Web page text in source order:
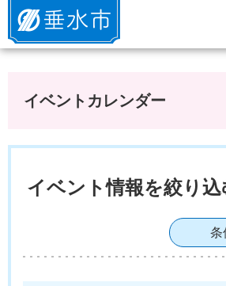
垂水市
イベントカレンダー
イベント情報を絞り込
条